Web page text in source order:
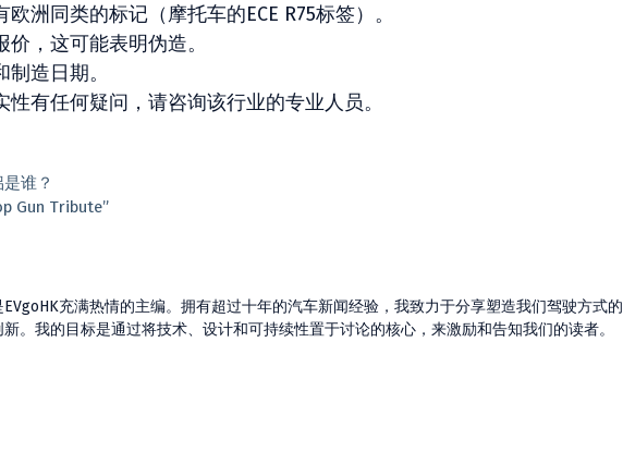
洲同类的标记（摩托车的ECE R75标签）。
，这可能表明伪造。
造日期。
有任何疑问，请咨询该行业的专业人员。
谁？
Gun Tribute”
充满热情的主编。拥有超过十年的汽车新闻经验，我致力于分享塑造我们驾驶方式的
。我的目标是通过将技术、设计和可持续性置于讨论的核心，来激励和告知我们的读者。